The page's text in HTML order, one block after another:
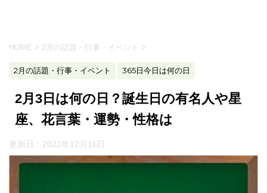
HOME > 2月の話題・行事・イベント >
2月の話題・行事・イベント 365日今日は何の日
2月3日は何の日？誕生日の有名人や星
座、花言葉・運勢・性格は
更新日： 2022年12月16日